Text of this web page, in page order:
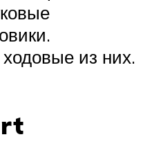
из них.